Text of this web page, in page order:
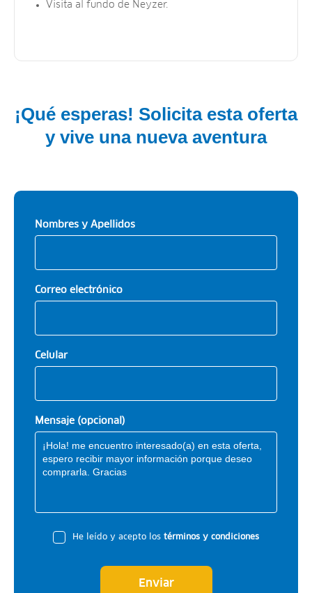
Visita al fundo de Neyzer.
¡Qué esperas! Solicita esta oferta
y vive una nueva aventura
Nombres y Apellidos
Correo electrónico
Celular
Mensaje (opcional)
He leído y acepto los términos y condiciones
Enviar